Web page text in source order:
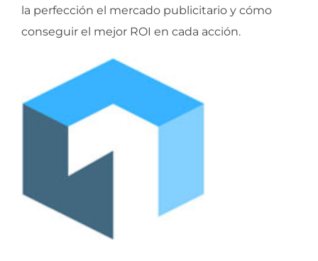
la perfección el mercado publicitario y cómo
conseguir el mejor ROI en cada acción.